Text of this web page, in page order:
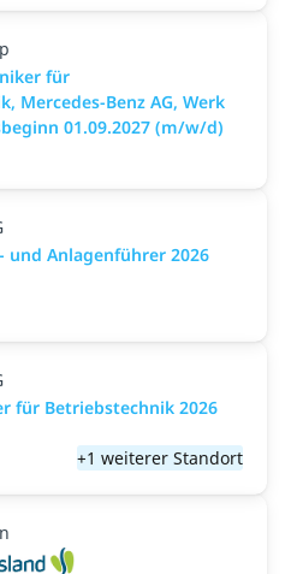
für
Mercedes-Benz AG, Werk
01.09.2027 (m/w/d)
und Anlagenführer 2026
für Betriebstechnik 2026
+1 weiterer Standort